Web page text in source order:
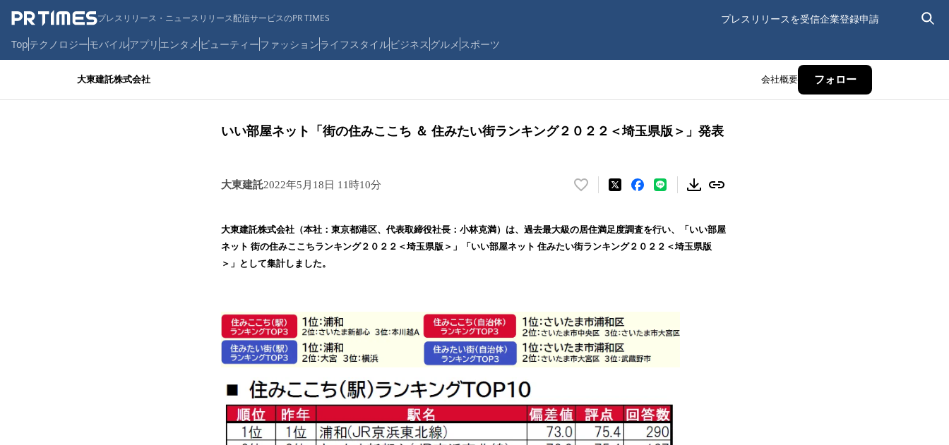
プレスリリース・ニュースリリース配信サービスのPR TIMES プレスリリースを受信企業登録申請
Topテクノロジーモバイルアプリ エンタメ ビューティーファッションライフスタイルビジネス グルメ スポーツ
大東建託株式会社 会社概要 フォロー
いい部屋ネット「街の住みここち ＆ 住みたい街ランキング２０２２＜埼玉県版＞」発表
大東建託2022年5月18日 11時10分
い
！
数
み
中
で
大東建託株式会社（本社：東京都港区、代表取締役社長：小林克満）は、過去最大級の居住満足度調査を行い、「いい部屋
ネット 街の住みここちランキング２０２２＜埼玉県版＞」「いい部屋ネット 住みたい街ランキング２０２２＜埼玉県版
＞」として集計しました。